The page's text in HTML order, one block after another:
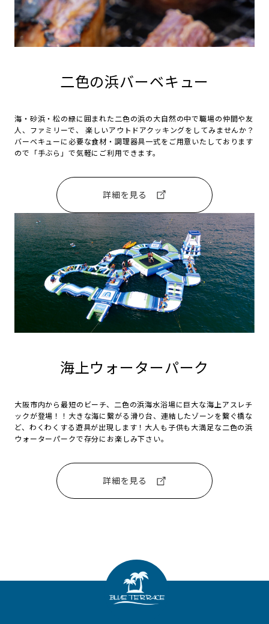
二色の浜バーベキュー
海・砂浜・松の緑に囲まれた二色の浜の大自然の中で職場の仲間や友
人、ファミリーで、 楽しいアウトドアクッキングをしてみませんか？
バーベキューに必要な食材・調理器具一式をご用意いたしております
ので「手ぶら」で気軽にご利用できます。
詳細を見る
海上ウォーターパーク
大阪市内から最短のビーチ、二色の浜海水浴場に巨大な海上アスレチ
ックが登場！！大きな海に繋がる滑り台、連結したゾーンを繋ぐ橋な
ど、わくわくする遊具が出現します！大人も子供も大満足な二色の浜
ウォーターパークで存分にお楽しみ下さい。
詳細を見る